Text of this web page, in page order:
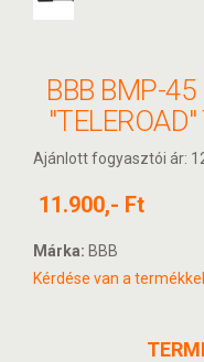
BBB BMP-45
Ajánlott fogyasztói ár:
11.900,- Ft
Márka: BBB
Kérdése van a